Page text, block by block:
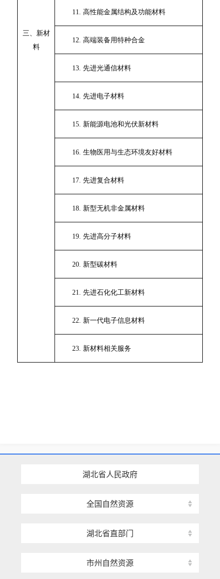
三、新材
料
11. 高性能金属结构及功能材料
12. 高端装备用特种合金
13. 先进光通信材料
14. 先进电子材料
15. 新能源电池和光伏新材料
16. 生物医用与生态环境友好材料
17. 先进复合材料
18. 新型无机非金属材料
19. 先进高分子材料
20. 新型碳材料
21. 先进石化化工新材料
22. 新一代电子信息材料
23. 新材料相关服务
湖北省人民政府
全国自然资源
湖北省直部门
市州自然资源